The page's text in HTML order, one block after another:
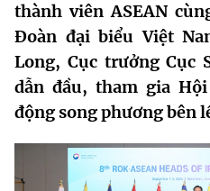
Bưu chính, Viễn thông
Sở hữu trí tuệ
Tiêu chuẩn, đo lường, chất
Năng lượng nguyên tử
Văn bản chỉ đạo điều hành
Lấy ý kiến người dân về
THỐNG KÊ
Khoa học và Công nghệ
Đổi mới sáng tạo
Chuyển đổi số
Bưu chính, Viễn thông
Multimedia
THƯ ĐIỆN TỬ
thành viên ASEAN
Đoàn đại biểu Việt
Long, Cục trưởng Cục
dẫn đầu, tham gia
động song phương bên